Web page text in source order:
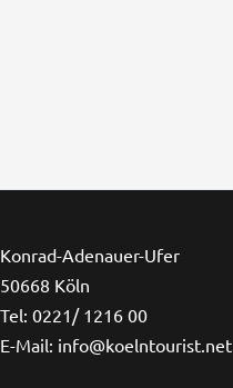
Konrad-Adenauer-Ufer
50668 Köln
Tel: 0221/ 1216 00
E-Mail: info@koelntourist.net